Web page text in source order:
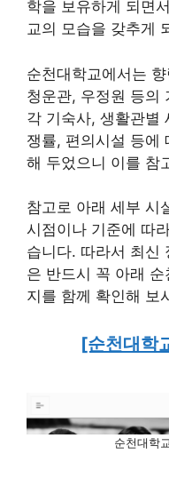
학을 보유하게 되면
교의 모습을 갖추게
순천대학교에서는
청운관, 우정원 등의
각 기숙사, 생활관별
쟁률, 편의시설 등에
해 두었으니 이를 참
참고로 아래 세부 시
시점이나 기준에 따
습니다. 따라서 최신
은 반드시 꼭 아래
지를 함께 확인해 보
[순천대학
순천대학